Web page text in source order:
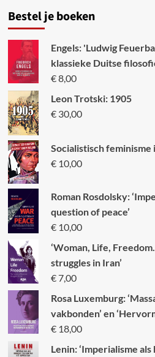
Bestel je boeken
Engels: 'Ludwig
klassieke Duitse
€8,00
Leon Trotski: 1905
€30,00
Socialistisch
€10,00
Roman Rosdolsky:
question of peace’
€10,00
‘Woman, Life,
struggles in Iran’
€7,00
Rosa Luxemburg:
vakbonden’ en
€18,00
Lenin: ‘Imperialisme